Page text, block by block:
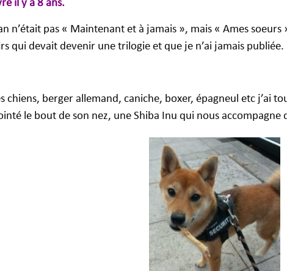
il y a 8 ans.
n’était pas « Maintenant et à jamais », mais « Ames soeurs
qui devait devenir une trilogie et que je n’ai jamais publiée.
chiens, berger allemand, caniche, boxer, épagneul etc j’ai
le bout de son nez, une Shiba Inu qui nous accompagne